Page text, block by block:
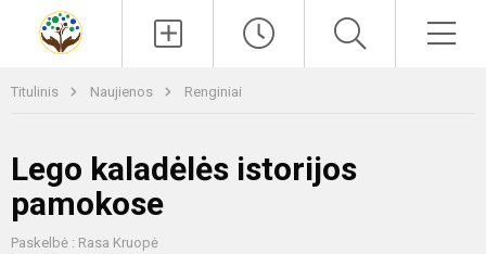
Titulinis Naujienos Renginiai
Lego kaladėlės istorijos
pamokose
Paskelbė : Rasa Kruopė